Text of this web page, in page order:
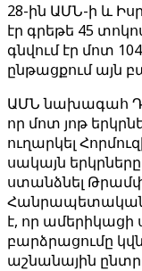
28-ին ԱՄՆ-ի և
էր գրեթե 45
գնվում էր մոտ
ընթացքում այն
ԱՄՆ նախագահ
որ մոտ յոթ
ուղարկել
սակայն
ստանձնել
Հանրապետական
է, որ
բարձրացումը
աշնանային